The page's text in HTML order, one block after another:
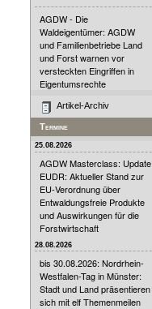
AGDW - Die
Waldeigentümer: AGDW
und Familienbetriebe Land
und Forst warnen vor
versteckten Eingriffen in
Eigentumsrechte
Artikel-Archiv
Termine
25.08.2026
AGDW Masterclass: Update
EUDR: Aktueller Stand zur
EU-Verordnung über
Entwaldungsfreie Produkte
und Auswirkungen für die
Forstwirtschaft
28.08.2026
bis 30.08.2026: Nordrhein-
Westfalen-Tag in Münster:
Stadt und Land präsentieren
sich mit elf Themenmeilen